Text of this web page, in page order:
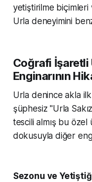
yetiştirilme
Urla deneyimini
Coğrafi İşaretli
Enginarının
Urla denince akla
şüphesiz "Urla
tescili almış bu özel
dokusuyla diğer
Sezonu ve